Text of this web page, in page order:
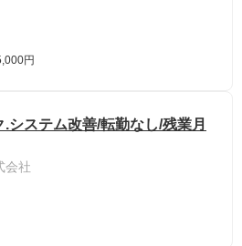
円
システム改善/転勤なし/残業月
会社